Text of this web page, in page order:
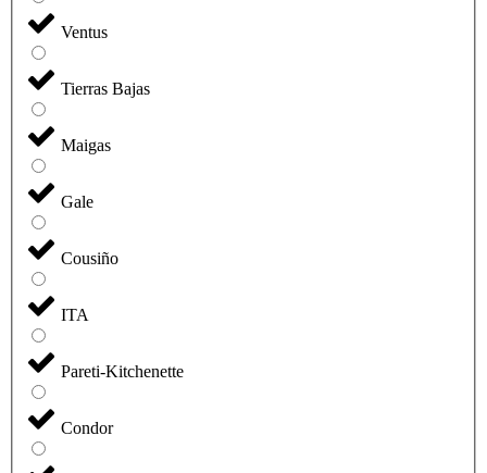
Ventus
Tierras Bajas
Maigas
Gale
Cousiño
ITA
Pareti-Kitchenette
Condor